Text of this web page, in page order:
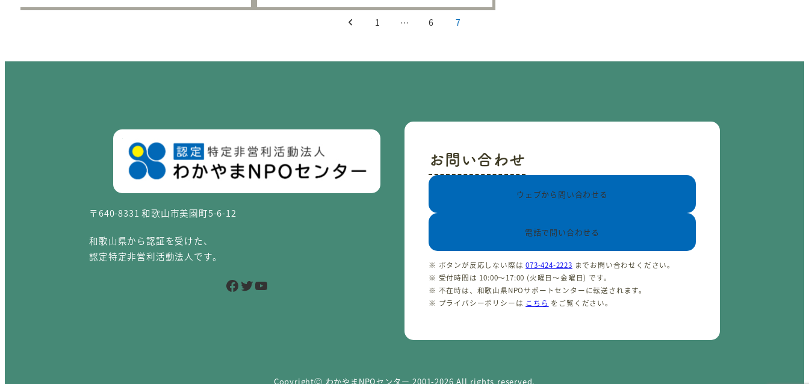
1 … 6 7
〒640-8331 和歌山市美園町5-6-12
和歌山県から認証を受けた、
認定特定非営利活動法人です。
Facebook Twitter YouTube
お問い合わせ
ウェブから問い合わせる
電話で問い合わせる
※ ボタンが反応しない際は073-424-2223 までお問い合わせください。
※ 受付時間は 10:00〜17:00 (火曜日〜金曜日) です。
※ 不在時は、和歌山県NPOサポートセンターに転送されます。
※ プライバシーポリシーは こちら をご覧ください。
CopyrightⒸ わかやまNPOセンター 2001-2026 All rights reserved.